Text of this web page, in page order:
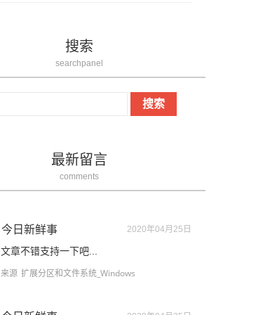
搜索
searchpanel
最新留言
comments
今日新鲜事 2020年04月25日
文章不错支持一下吧...
来源 扩展分区和文件系统_Windows